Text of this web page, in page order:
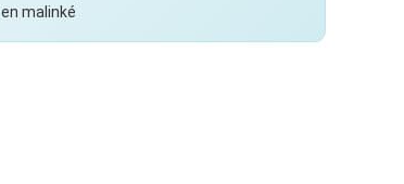
en malinké